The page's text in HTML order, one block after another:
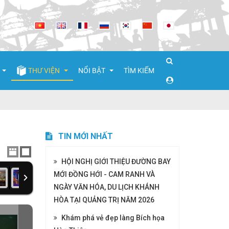
hàng đêm
Nha Trang
THƯ VIỆN
Video clip
Cuộc thi Thiết kế Sản phẩm quà tặng du lịch Nha Trang - Khánh
NỔI BẬT TÌM KIẾM
TIN MỚI NHẤT
HỘI NGHỊ GIỚI THIỆU ĐƯỜNG BAY
MỚI ĐỒNG HỚI - CAM RANH VÀ
NGÀY VĂN HÓA, DU LỊCH KHÁNH
HÒA TẠI QUẢNG TRỊ NĂM 2026
Khám phá vẻ đẹp làng Bích họa